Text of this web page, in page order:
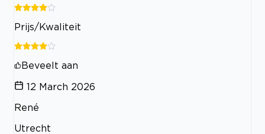
Prijs/Kwaliteit
Beveelt aan
12 March 2026
René
Utrecht